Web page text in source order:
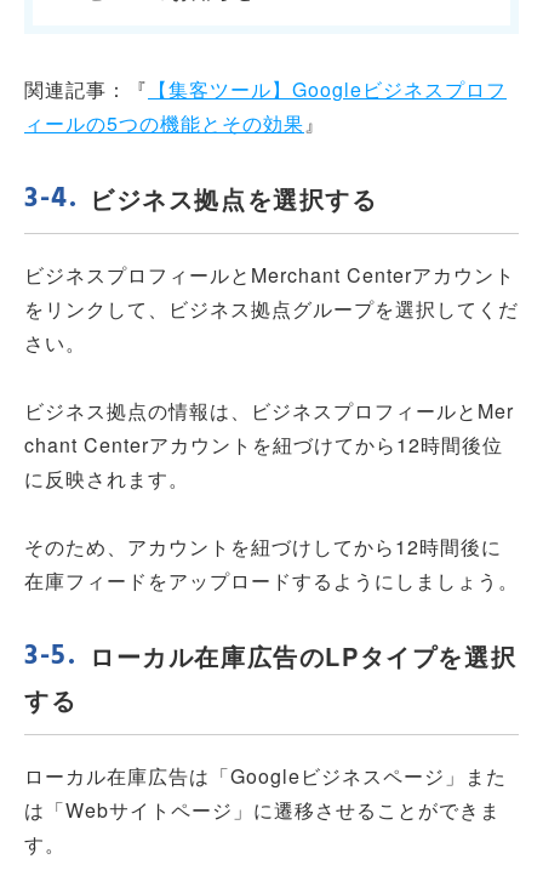
関連記事：『 【集客ツール】Googleビジネスプロフ
ィールの5つの機能とその効果』
ビジネス拠点を選択する
ビジネスプロフィールとMerchant Centerアカウント
をリンクして、ビジネス拠点グループを選択してくだ
さい。
ビジネス拠点の情報は、ビジネスプロフィールとMer
chant Centerアカウントを紐づけてから12時間後位
に反映されます。
そのため、アカウントを紐づけしてから12時間後に
在庫フィードをアップロードするようにしましょう。
ローカル在庫広告のLPタイプを選択
する
ローカル在庫広告は「Googleビジネスページ」また
は「Webサイトページ」に遷移させることができま
す。